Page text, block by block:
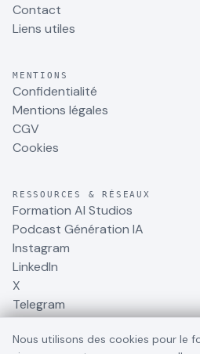
Contact
Liens utiles
MENTIONS
Confidentialité
Mentions légales
CGV
Cookies
RESSOURCES & RÉSEAUX
Formation AI Studios
Podcast Génération IA
Instagram
LinkedIn
X
Telegram
Nous utilisons des cookies pour le